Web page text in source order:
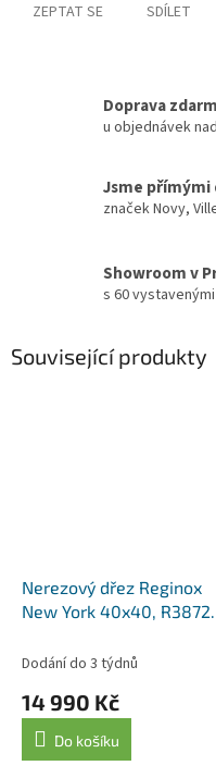
ZEPTAT SE SDÍLET
Doprava
u objednávek
Jsme přímými
značek Novy,
Showroom v
s 60
Související produkty
Nerezový dřez Reginox
New York 40x40,
Dodání do 3 týdnů
14 990 Kč
Do košíku